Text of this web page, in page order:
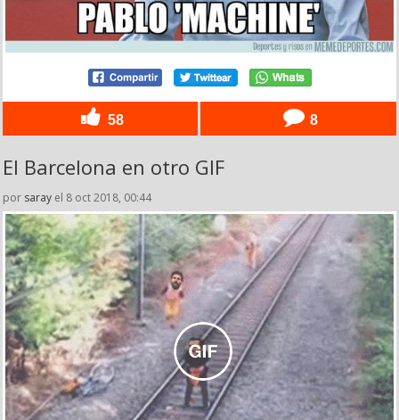
58 8
El Barcelona en otro GIF
por saray el 8 oct 2018, 00:44